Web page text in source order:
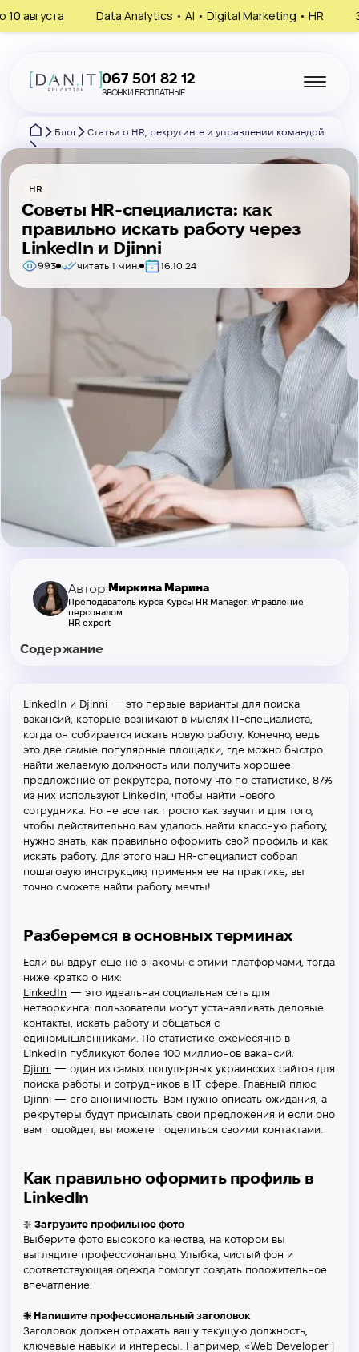
Data Analytics • AI • Digital Marketing • HR Запишись
067 501 82 12
ЗВОНКИ БЕСПЛАТНЫЕ
Блог Статьи о HR, рекрутинге и управлении командой
Советы HR-специалиста: как правильно искать работу через
HR
Советы HR-специалиста: как
правильно искать работу через
LinkedIn и Djinni
993 читать 1 мин. 16.10.24
Автор:Миркина Марина
Преподаватель курса Курсы HR Manager: Управление
персоналом
HR expert
Содержание
LinkedIn и Djinni — это первые варианты для поиска
вакансий, которые возникают в мыслях IT-специалиста,
когда он собирается искать новую работу. Конечно, ведь
это две самые популярные площадки, где можно быстро
найти желаемую должность или получить хорошее
предложение от рекрутера, потому что по статистике, 87%
из них используют LinkedIn, чтобы найти нового
сотрудника. Но не все так просто как звучит и для того,
чтобы действительно вам удалось найти классную работу,
нужно знать, как правильно оформить свой профиль и как
искать работу. Для этого наш HR-специалист собрал
пошаговую инструкцию, применяя ее на практике, вы
точно сможете найти работу мечты!
Разберемся в основных терминах
Если вы вдруг еще не знакомы с этими платформами, тогда
ниже кратко о них:
LinkedIn — это идеальная социальная сеть для
нетворкинга: пользователи могут устанавливать деловые
контакты, искать работу и общаться с
единомышленниками. По статистике ежемесячно в
LinkedIn публикуют более 100 миллионов вакансий.
Djinni — один из самых популярных украинских сайтов для
поиска работы и сотрудников в IT-сфере. Главный плюс
Djinni — его анонимность. Вам нужно описать ожидания, а
рекрутеры будут присылать свои предложения и если оно
вам подойдет, вы можете поделиться своими контактами.
Как правильно оформить профиль в
LinkedIn
❇️ Загрузите профильное фото
Выберите фото высокого качества, на котором вы
выглядите профессионально. Улыбка, чистый фон и
соответствующая одежда помогут создать положительное
впечатление.
❇️ Напишите профессиональный заголовок
Заголовок должен отражать вашу текущую должность,
ключевые навыки и интересы. Например, «Web Developer |